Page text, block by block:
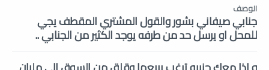
الوصف
جنابي صيفاني بشور والقول المشتري المقطف يجي
للمحل او يرسل حد من طرفه يوجد الكثير من الجنابي ..